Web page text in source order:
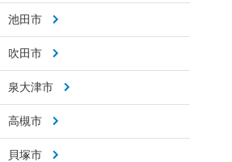
池田市
吹田市
泉大津市
高槻市
貝塚市